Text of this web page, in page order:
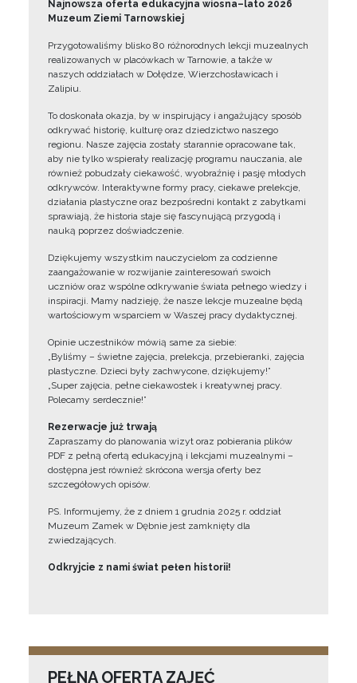
Najnowsza oferta edukacyjna wiosna–lato 2026
Muzeum Ziemi Tarnowskiej
Przygotowaliśmy blisko 80 różnorodnych lekcji muzealnych
realizowanych w placówkach w Tarnowie, a także w
naszych oddziałach w Dołędze, Wierzchosławicach i
Zalipiu.
To doskonała okazja, by w inspirujący i angażujący sposób
odkrywać historię, kulturę oraz dziedzictwo naszego
regionu. Nasze zajęcia zostały starannie opracowane tak,
aby nie tylko wspierały realizację programu nauczania, ale
również pobudzały ciekawość, wyobraźnię i pasję młodych
odkrywców. Interaktywne formy pracy, ciekawe prelekcje,
działania plastyczne oraz bezpośredni kontakt z zabytkami
sprawiają, że historia staje się fascynującą przygodą i
nauką poprzez doświadczenie.
Dziękujemy wszystkim nauczycielom za codzienne
zaangażowanie w rozwijanie zainteresowań swoich
uczniów oraz wspólne odkrywanie świata pełnego wiedzy i
inspiracji. Mamy nadzieję, że nasze lekcje muzealne będą
wartościowym wsparciem w Waszej pracy dydaktycznej.
Opinie uczestników mówią same za siebie:
„Byliśmy – świetne zajęcia, prelekcja, przebieranki, zajęcia
plastyczne. Dzieci były zachwycone, dziękujemy!”
„Super zajęcia, pełne ciekawostek i kreatywnej pracy.
Polecamy serdecznie!”
Rezerwacje już trwają
Zapraszamy do planowania wizyt oraz pobierania plików
PDF z pełną ofertą edukacyjną i lekcjami muzealnymi –
dostępna jest również skrócona wersja oferty bez
szczegółowych opisów.
PS. Informujemy, że z dniem 1 grudnia 2025 r. oddział
Muzeum Zamek w Dębnie jest zamknięty dla
zwiedzających.
Odkryjcie z nami świat pełen historii!
PEŁNA OFERTA ZAJĘĆ